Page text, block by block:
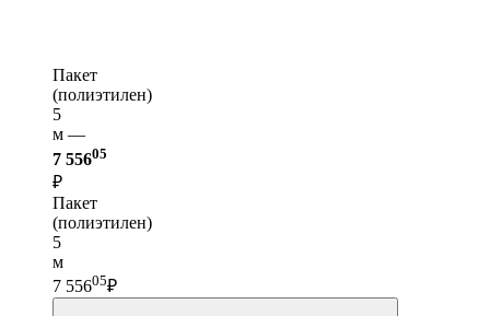
Пакет
(полиэтилен)
5
м —
7 55605
₽
Пакет
(полиэтилен)
5
м
7 55605₽